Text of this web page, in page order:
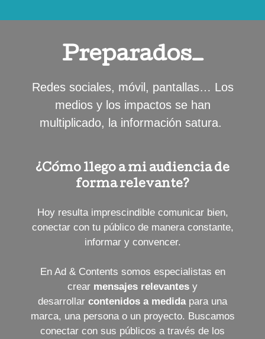
Preparados_
Redes sociales, móvil, pantallas… Los
medios y los impactos se han
multiplicado, la información satura.
¿Cómo llego a mi audiencia de
forma relevante?
Hoy resulta imprescindible comunicar bien,
conectar con tu público de manera constante,
informar y convencer.
En Ad & Contents somos especialistas en
crear mensajes relevantes y
desarrollar contenidos a medidapara una
marca, una persona o un proyecto. Buscamos
conectar con sus públicos a través de los